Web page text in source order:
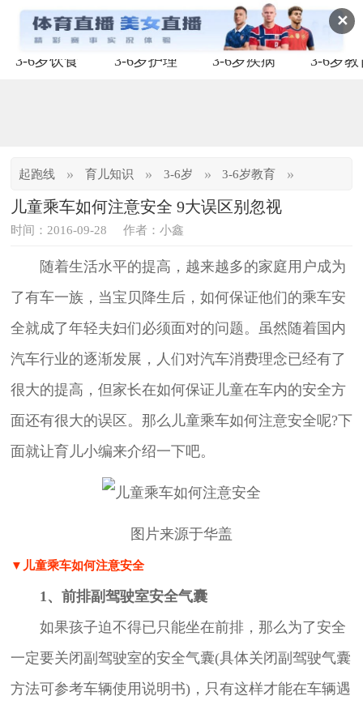
✕
3-6岁饮食 3-6岁护理 3-6岁疾病 3-6岁教
起跑线 » 育儿知识 » 3-6岁 » 3-6岁教育 »
儿童乘车如何注意安全 9大误区别忽视
时间：2016-09-28 作者：小鑫
随着生活水平的提高，越来越多的家庭用户成为
了有车一族，当宝贝降生后，如何保证他们的乘车安
全就成了年轻夫妇们必须面对的问题。虽然随着国内
汽车行业的逐渐发展，人们对汽车消费理念已经有了
很大的提高，但家长在如何保证儿童在车内的安全方
面还有很大的误区。那么儿童乘车如何注意安全呢?下
面就让育儿小编来介绍一下吧。
图片来源于华盖
▼儿童乘车如何注意安全
1、前排副驾驶室安全气囊
如果孩子迫不得已只能坐在前排，那么为了安全
一定要关闭副驾驶室的安全气囊(具体关闭副驾驶气囊
方法可参考车辆使用说明书)，只有这样才能在车辆遇